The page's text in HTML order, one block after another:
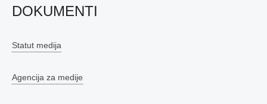
DOKUMENTI
Statut medija
Agencija za medije